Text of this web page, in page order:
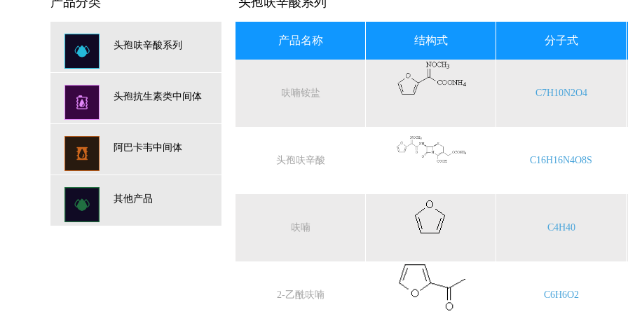
头孢呋辛酸系列
头孢抗生素类中间体
阿巴卡韦中间体
其他产品
产品名称 结构式 分子式
呋喃铵盐 C7H10N2O4
头孢呋辛酸 C16H16N4O8S
呋喃 C4H40
2-乙酰呋喃 C6H6O2